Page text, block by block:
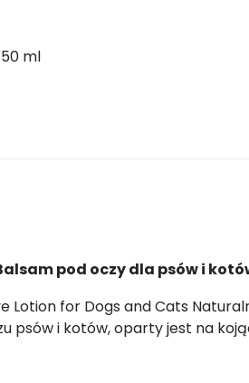
ml
pod oczy dla psów i
do
oparty jest na kojących i łagodzących właściwościach
właściwościach...